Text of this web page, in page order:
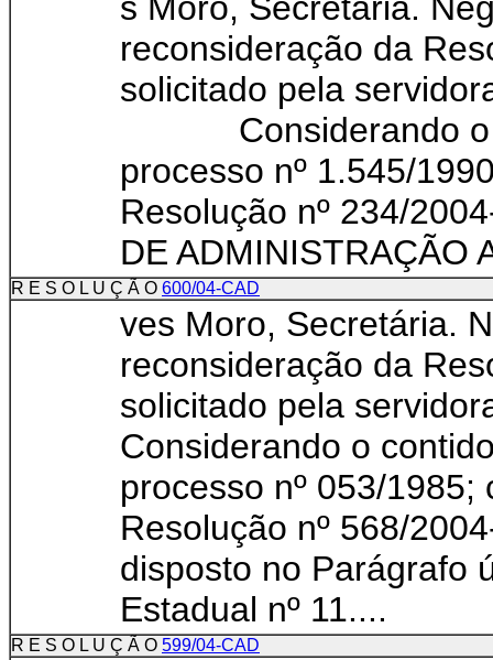
reconsideração da
solicitado pela
Considerando o
processo nº 1.545/
Resolução nº 234/
DE ADMINISTRAÇÃO
R E S O L U Ç Ã O 600/04-CAD
ves Moro, Secretária.
reconsideração da
solicitado pela
Considerando o
processo nº 053/
Resolução nº 568/
disposto no Parágrafo
Estadual nº 11....
R E S O L U Ç Ã O 599/04-CAD